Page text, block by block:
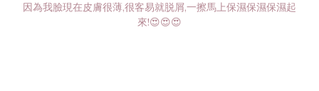
因為我臉現在皮膚很薄,很客易就脱屑,一擦馬上保濕保濕保濕起
來!😍😍😍